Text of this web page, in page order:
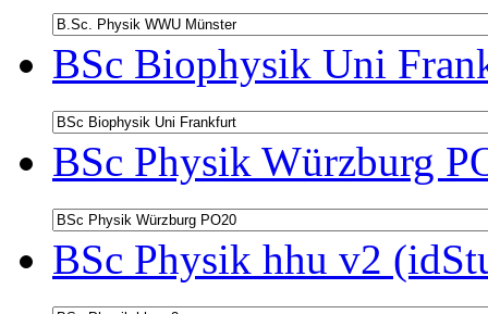
BSc Biophysik Uni
BSc Physik Würzburg
BSc Physik hhu v2